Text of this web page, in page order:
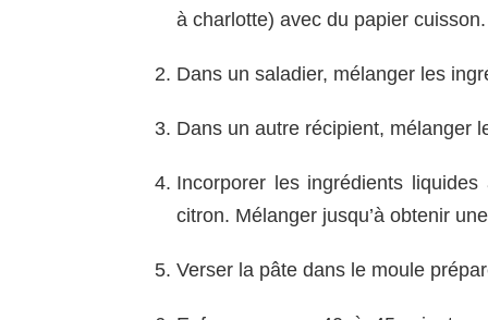
à charlotte) avec du papier cuisson.
Dans un saladier, mélanger les
Dans un autre récipient, mélanger
Incorporer les ingrédients
citron. Mélanger jusqu’à obtenir
Verser la pâte dans le moule